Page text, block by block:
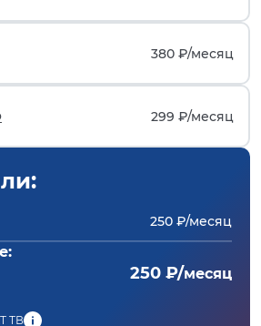
380 ₽/месяц
299 ₽/месяц
250 ₽/месяц
250 ₽/месяц
ТВ